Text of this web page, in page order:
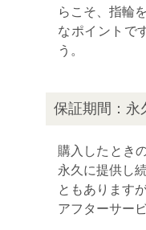
らこそ、指輪
なポイントで
う。
保証期間：永
購入したとき
永久に提供し
ともあります
アフターサー